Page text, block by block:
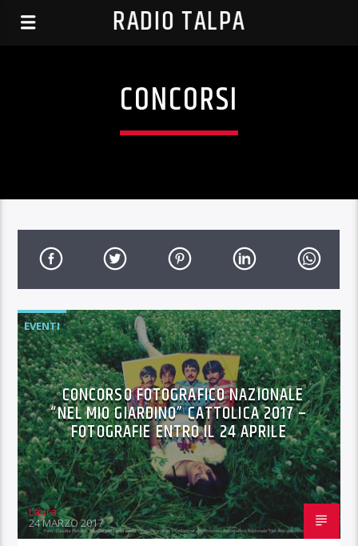
RADIO TALPA
CONCORSI
EVENTI
CONCORSO FOTOGRAFICO NAZIONALE
“NEL MIO GIARDINO” CATTOLICA 2017 –
FOTOGRAFIE ENTRO IL 24 APRILE
Laura
24 MARZO 2017